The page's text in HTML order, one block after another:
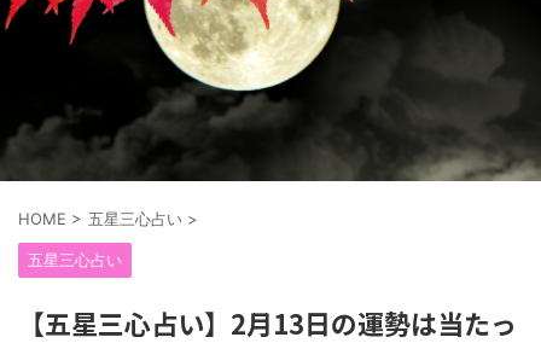
HOME > 五星三心占い >
五星三心占い
【五星三心占い】2月13日の運勢は当たっ